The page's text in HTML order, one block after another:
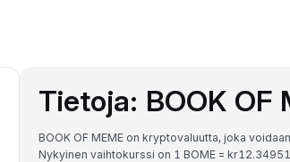
Tietoja: BOOK OF
BOOK OF MEME on kryptovaluutta, joka
Nykyinen vaihtokurssi on 1 BOME =